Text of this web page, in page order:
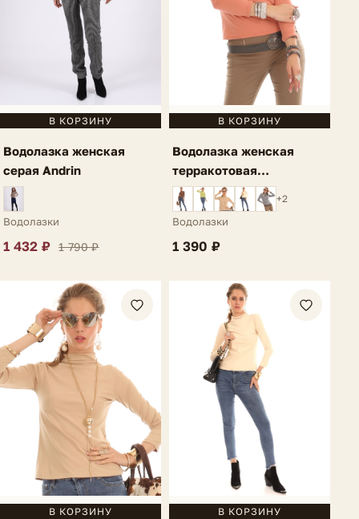
В КОРЗИНУ
Водолазка женская
серая Andrin
Водолазки
1 432 ₽ 1 790 ₽
В КОРЗИНУ
Водолазка женская
терракотовая
однотонная Vinuela
+2
Водолазки
1 390 ₽
В КОРЗИНУ В КОРЗИНУ